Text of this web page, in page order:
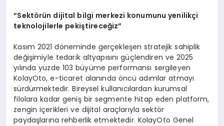
“Sektörün dijital bilgi merkezi konumunu yenilikçi
teknolojilerle pekiştireceğiz”
Kasım 2021 döneminde gerçekleşen stratejik sahiplik
değişimiyle tedarik altyapısını güçlendiren ve 2025
yılında yüzde 103 büyüme performansı sergileyen
KolayOto, e-ticaret alanında öncü adımlar atmayı
sürdürmektedir. Bireysel kullanıcılardan kurumsal
filolara kadar geniş bir segmente hitap eden platform,
zengin içerikleri ve dijital araçlarıyla sektör
paydaşlarına rehberlik etmektedir. KolayOto Genel